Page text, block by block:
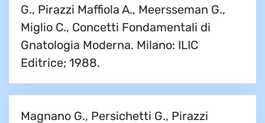
G., Pirazzi Maffiola A., Meersseman G.,
Miglio C., Concetti Fondamentali di
Gnatologia Moderna. Milano: ILIC
Editrice; 1988.
Magnano G., Persichetti G., Pirazzi